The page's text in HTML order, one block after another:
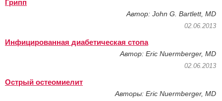
Грипп
Автор: John G. Bartlett, MD
02.06.2013
Инфицированная диабетическая стопа
Автор: Eric Nuermberger, MD
02.06.2013
Острый остеомиелит
Авторы: Eric Nuermberger, MD